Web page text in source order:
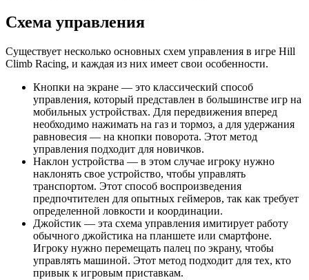
Схема управления
Существует несколько основных схем управления в игре Hill
Climb Racing, и каждая из них имеет свои особенности.
Кнопки на экране — это классический способ
управления, который представлен в большинстве игр на
мобильных устройствах. Для передвижения вперед
необходимо нажимать на газ и тормоз, а для удержания
равновесия — на кнопки поворота. Этот метод
управления подходит для новичков.
Наклон устройства — в этом случае игроку нужно
наклонять свое устройство, чтобы управлять
транспортом. Этот способ воспроизведения
предпочтителен для опытных геймеров, так как требует
определенной ловкости и координации.
Джойстик — эта схема управления имитирует работу
обычного джойстика на планшете или смартфоне.
Игроку нужно перемещать палец по экрану, чтобы
управлять машиной. Этот метод подходит для тех, кто
привык к игровым приставкам.